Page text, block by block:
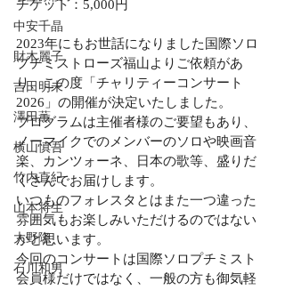
中安千晶
財木麗子
吉田明未
澤田薫
横山慎吾
竹内直紀
山本将生
大野隆
石川和男
チケット：5,000円
2023年にもお世話になりました国際ソロ
プチミストローズ福山よりご依頼があ
り、この度「チャリティーコンサート
2026」の開催が決定いたしました。
プログラムは主催者様のご要望もあり、
ノーマイクでのメンバーのソロや映画音
楽、カンツォーネ、日本の歌等、盛りだ
くさんでお届けします。
いつものフォレスタとはまた一つ違った
雰囲気もお楽しみいただけるのではない
かと思います。
今回のコンサートは国際ソロプチミスト
会員様だけではなく、一般の方も御気軽